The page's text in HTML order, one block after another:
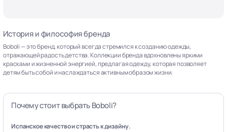
История и философия бренда
Boboli — это бренд, который всегда стремился к созданию одежды,
отражающей радость детства. Коллекции бренда вдохновлены яркими
красками и жизненной энергией, предлагая одежду, которая позволяет
детям быть собой и наслаждаться активным образом жизни.
Почему стоит выбрать Boboli?
Испанское качество и страсть к дизайну.